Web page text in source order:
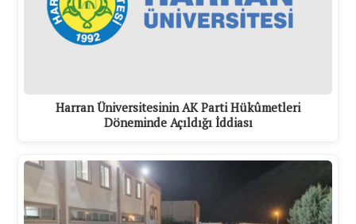
Harran Üniversitesinin AK Parti Hükûmetleri
Döneminde Açıldığı İddiası